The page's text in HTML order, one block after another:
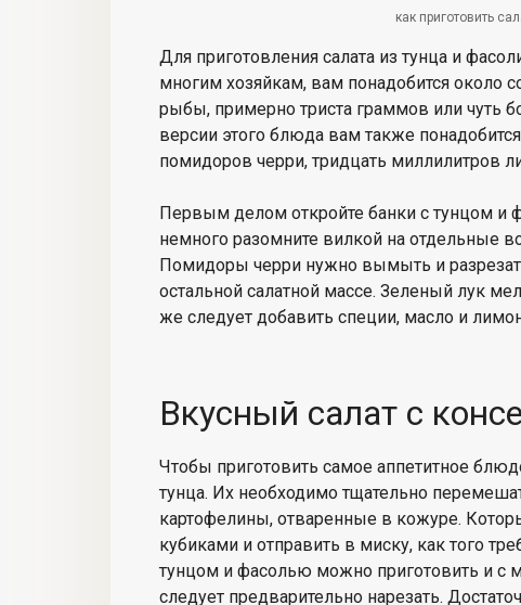
как приготовить
Для приготовления салата из тунца и
многим хозяйкам, вам понадобится около
рыбы, примерно триста граммов или чуть
версии этого блюда вам также
помидоров черри, тридцать миллилитров
Первым делом откройте банки с тунцом и
немного разомните вилкой на отдельные
Помидоры черри нужно вымыть и
остальной салатной массе. Зеленый лук
же следует добавить специи, масло и
Вкусный салат с
Чтобы приготовить самое аппетитное
тунца. Их необходимо тщательно
картофелины, отваренные в кожуре.
кубиками и отправить в миску, как того
тунцом и фасолью можно приготовить и с
следует предварительно нарезать.